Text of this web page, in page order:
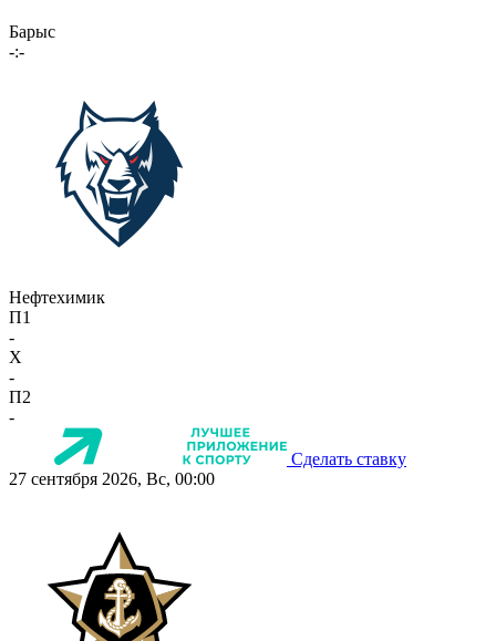
Барыс
-:-
Нефтехимик
П1
-
X
-
П2
-
Сделать ставку
27 сентября 2026, Вс, 00:00